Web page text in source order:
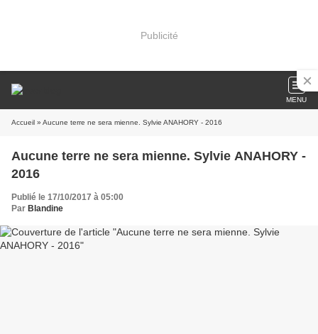
Publicité
MENU
Accueil » Aucune terre ne sera mienne. Sylvie ANAHORY - 2016
Aucune terre ne sera mienne. Sylvie ANAHORY -
2016
Publié le 17/10/2017 à 05:00
Par Blandine